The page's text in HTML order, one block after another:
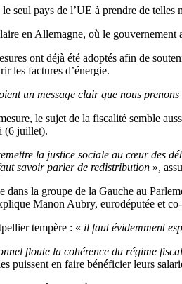
le seul pays de l’UE à prendre de telles
en Allemagne, où le gouvernement
ont déjà été adoptés afin de
les factures d’énergie.
un message clair que nous
le sujet de la fiscalité semble
(6 juillet).
la justice sociale au cœur des
savoir parler de redistribution »,
dans la groupe de la Gauche au
Manon Aubry, eurodéputée et
tempère : « il faut évidemment
floute la cohérence du régime
puissent en faire bénéficier leurs